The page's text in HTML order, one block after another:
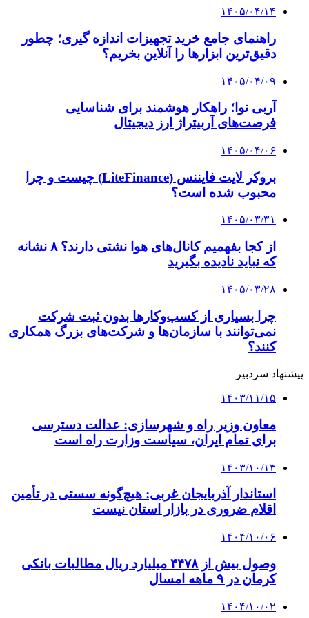
پیشنهاد سردبیر
۱۴۰۳/۱۱/۱۵
معاون وزیر راه و شهرسازی: عدالت دسترسی
برای تمام ایران، سیاست وزارت راه است
۱۴۰۳/۱۰/۱۳
استاندار آذربایجان غربی: هیچ‌گونه سستی در تأمین
اقلام ضروری در بازار استان نیست
۱۴۰۴/۱۰/۰۶
کرمان در ۹ ماهه امسال
۱۴۰۴/۱۰/۰۲
نخستین مجتمع مدیریت پسماند صنعتی در اهواز
احداث می‌شود
۱۴۰۴/۱۰/۰۲
تولید بیش از ۲ هزار و ۵۰۰ تن میگوی پرورشی در
خوزستان
کلیه حقوق متعلق به راهیان اقتصادی می باشد
دکمه بازگشت به بالا